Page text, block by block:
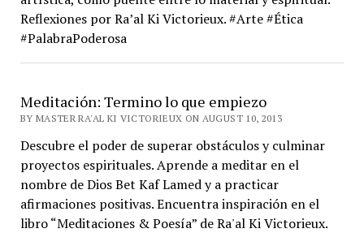
Reflexiones por Ra’al Ki Victorieux. #Arte #Ética
#PalabraPoderosa
Meditación: Termino lo que empiezo
BY MASTER RA'AL KI VICTORIEUX ON AUGUST 10, 2013
Descubre el poder de superar obstáculos y culminar
proyectos espirituales. Aprende a meditar en el
nombre de Dios Bet Kaf Lamed y a practicar
afirmaciones positivas. Encuentra inspiración en el
libro “Meditaciones & Poesía” de Ra'al Ki Victorieux.